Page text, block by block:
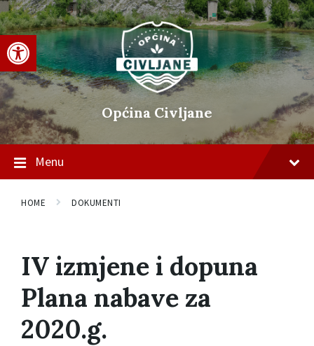
Open toolbar
Skip
to
content
Skip
to
main
navigation
Skip
to
footer
Općina Civljane
Menu
HOME DOKUMENTI
IV izmjene i dopuna
Plana nabave za
2020.g.